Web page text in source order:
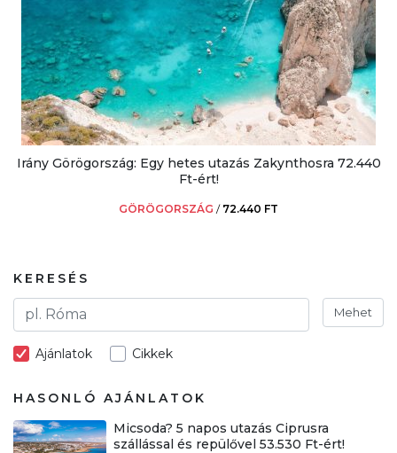
Irány Görögország: Egy hetes utazás Zakynthosra 72.440
Ft-ért!
GÖRÖGORSZÁG / 72.440 FT
KERESÉS
Mehet
Ajánlatok Cikkek
HASONLÓ AJÁNLATOK
Micsoda? 5 napos utazás Ciprusra
szállással és repülővel 53.530 Ft-ért!